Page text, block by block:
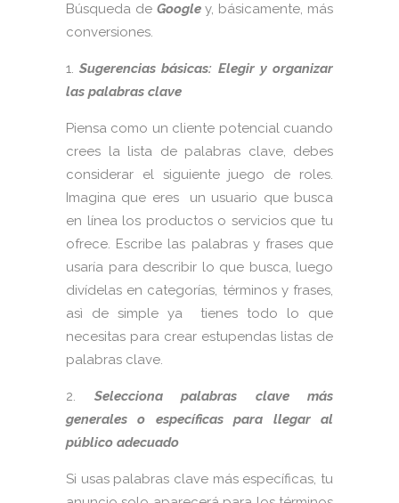
Búsqueda de Googley, básicamente, más
conversiones.
Sugerencias básicas: Elegir y organizar
las palabras clave
Piensa como un cliente potencial cuando
crees la lista de palabras clave, debes
considerar el siguiente juego de roles.
Imagina que eres un usuario que busca
en línea los productos o servicios que tu
ofrece. Escribe las palabras y frases que
usaría para describir lo que busca, luego
divídelas en categorías, términos y frases,
asì de simple ya tienes todo lo que
necesitas para crear estupendas listas de
palabras clave.
Selecciona palabras clave más
generales o específicas para llegar al
público adecuado
Si usas palabras clave más específicas, tu